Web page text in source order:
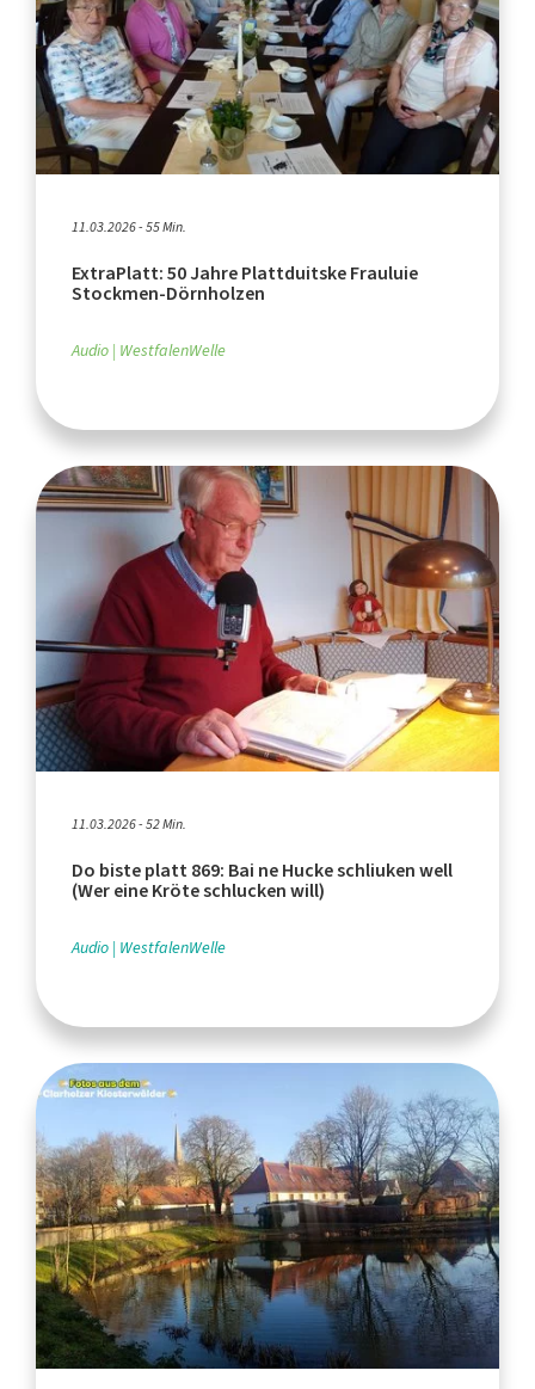
11.03.2026 - 55 Min.
ExtraPlatt: 50 Jahre Plattduitske Frauluie
Stockmen-Dörnholzen
Audio WestfalenWelle
11.03.2026 - 52 Min.
Do biste platt 869: Bai ne Hucke schliuken well
(Wer eine Kröte schlucken will)
Audio WestfalenWelle